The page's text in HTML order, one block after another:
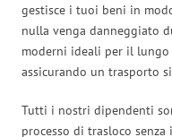
gestisce i tuoi beni in
nulla venga danneggiato
moderni ideali per il
assicurando un trasporto
Tutti i nostri dipendenti
processo di trasloco